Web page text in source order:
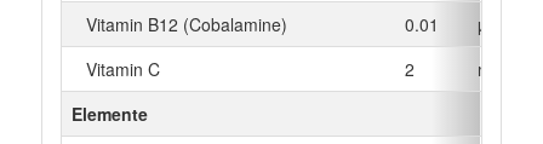
Vitamin B12 (Cobalamine)
0.01
µg
Vitamin C
2
mg
Elemente